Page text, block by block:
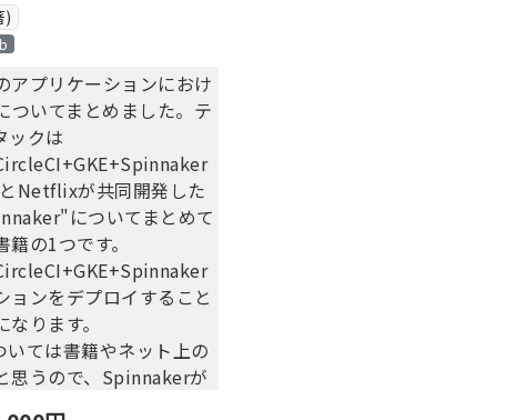
)
アプリケーションにおけ
ついてまとめました。テ
ックは
Netflixが共同開発した
についてまとめて
の1つです。
ョンをデプロイすること
ります。
ては書籍やネット上の
思うので、Spinnakerが